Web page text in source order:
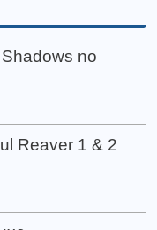
no
Reaver 1 & 2